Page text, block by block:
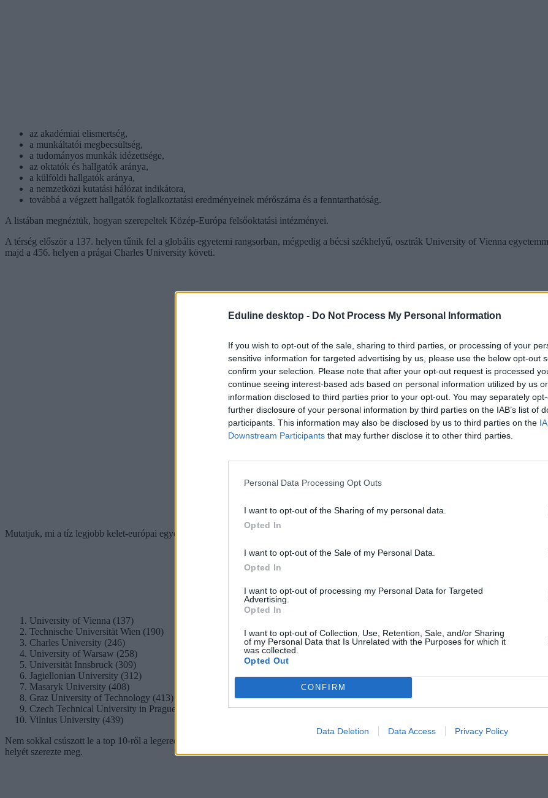
Eduline desktop - Do Not Process My Personal Information
If you wish to opt-out of the sale, sharing to third parties, or processing of your
sensitive information for targeted advertising by us, please use the below opt-out
confirm your selection. Please note that after your opt-out request is processed
continue seeing interest-based ads based on personal information utilized by us
information disclosed to third parties prior to your opt-out. You may separately
further disclosure of your personal information by third parties on the IAB’s list of
participants. This information may also be disclosed by us to third parties on the
Downstream Participants that may further disclose it to other third parties.
Personal Data Processing Opt Outs
I want to opt-out of the Sharing of my personal data.
Opted In
I want to opt-out of the Sale of my Personal Data.
Opted In
I want to opt-out of processing my Personal Data for Targeted
Advertising.
Opted In
I want to opt-out of Collection, Use, Retention, Sale, and/or Sharing
of my Personal Data that Is Unrelated with the Purposes for which it
was collected.
Opted Out
CONFIRM
Data Deletion Data Access Privacy Policy
az akadémiai elismertség,
a munkáltatói megbecsültség,
a tudományos munkák idézettsége,
az oktatók és hallgatók aránya,
a külföldi hallgatók aránya,
a nemzetközi kutatási hálózat indikátora,
továbbá a végzett hallgatók foglalkoztatási eredményeinek mérőszáma és a fenntarthatóság.
A listában megnéztük, hogyan szerepeltek Közép-Európa felsőoktatási intézményei.
A térség először a 137. helyen tűnik fel a globális egyetemi rangsorban, mégpedig a bécsi székhelyű, osztrák University of Vienna
majd a 456. helyen a prágai Charles University követi.
Mutatjuk, mi a tíz legjobb kelet-európai egyetem, és hányadik helyen szerepelnek a globális rangsorban:
University of Vienna (137)
Technische Universität Wien (190)
Charles University (246)
University of Warsaw (258)
Universität Innsbruck (309)
Jagiellonian University (312)
Masaryk University (408)
Graz University of Technology (413)
Czech Technical University in Prague (420)
Vilnius University (439)
Nem sokkal csúszott le a top 10-ről a legeredményesebben szereplő magyar egyetem, az Eötvös Loránd Tudományegyetem, ami
helyét szerezte meg.